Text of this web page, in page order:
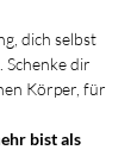
dich selbst
dir
Körper, für
bist als